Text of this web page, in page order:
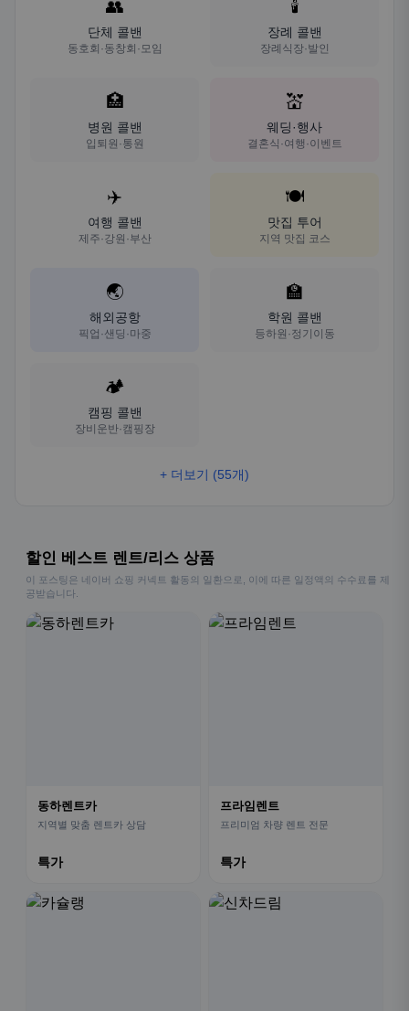
👥
단체 콜밴
동호회·동창회·모임
🕯️
장례 콜밴
장례식장·발인
🏥
병원 콜밴
입퇴원·통원
💒
웨딩·행사
결혼식·여행·이벤트
✈️
여행 콜밴
제주·강원·부산
🍽️
맛집 투어
지역 맛집 코스
🌏
해외공항
픽업·샌딩·마중
🏫
학원 콜밴
등하원·정기이동
🏕️
캠핑 콜밴
장비운반·캠핑장
+ 더보기 (55개)
할인 베스트 렌트/리스 상품
이 포스팅은 네이버 쇼핑 커넥트 활동의 일환으로, 이에 따른 일정액의 수수료를 제
공받습니다.
동하렌트카
지역별 맞춤 렌트카 상담
특가
프라임렌트
프리미엄 차량 렌트 전문
특가